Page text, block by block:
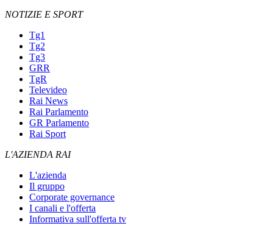
NOTIZIE E SPORT
Tg1
Tg2
Tg3
GRR
TgR
Televideo
Rai News
Rai Parlamento
GR Parlamento
Rai Sport
L'AZIENDA RAI
L'azienda
Il gruppo
Corporate governance
I canali e l'offerta
Informativa sull'offerta tv